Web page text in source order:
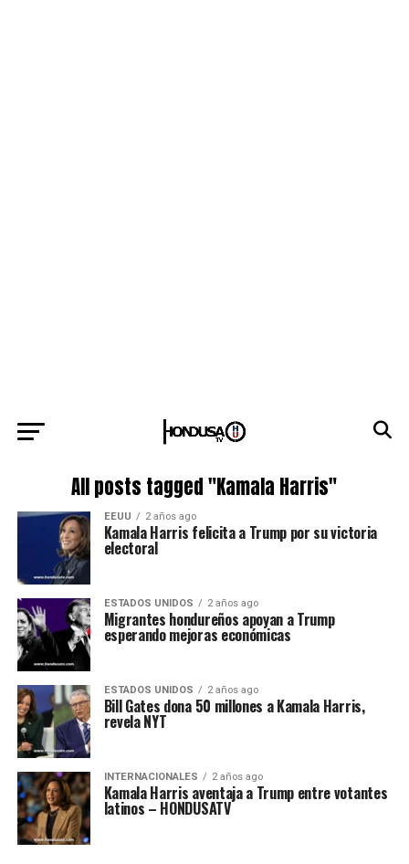
All posts tagged "Kamala Harris"
EEUU 2 años ago
Kamala Harris felicita a Trump por su victoria
electoral
ESTADOS UNIDOS 2 años ago
Migrantes hondureños apoyan a Trump
esperando mejoras económicas
ESTADOS UNIDOS 2 años ago
Bill Gates dona 50 millones a Kamala Harris,
revela NYT
INTERNACIONALES 2 años ago
Kamala Harris aventaja a Trump entre votantes
latinos – HONDUSATV